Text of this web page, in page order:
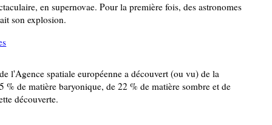
en supernovae. Pour la première fois, des astronomes
son explosion.
l'Agence spatiale européenne a découvert (ou vu) de la
de matière baryonique, de 22 % de matière sombre et de
découverte.